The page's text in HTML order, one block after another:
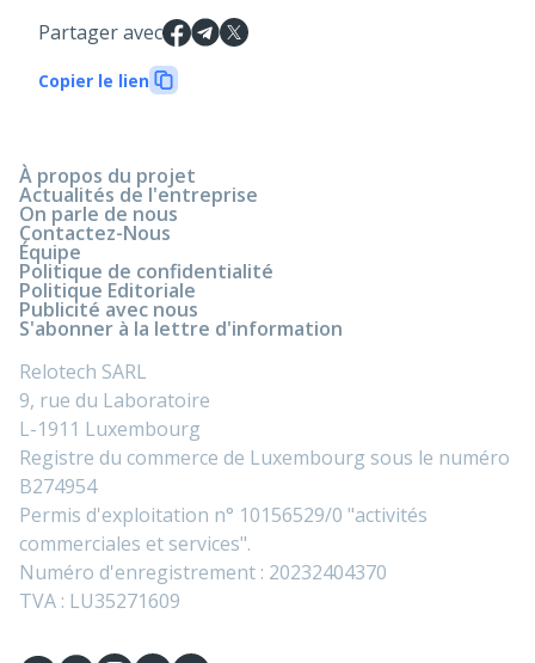
Partager avec
Copier le lien
À propos du projet
Actualités de l'entreprise
On parle de nous
Contactez-Nous
Équipe
Politique de confidentialité
Politique Editoriale
Publicité avec nous
S'abonner à la lettre d'information
Relotech SARL
9, rue du Laboratoire
L-1911 Luxembourg
Registre du commerce de Luxembourg sous le numéro
B274954
Permis d'exploitation n° 10156529/0 "activités
commerciales et services".
Numéro d'enregistrement : 20232404370
TVA : LU35271609